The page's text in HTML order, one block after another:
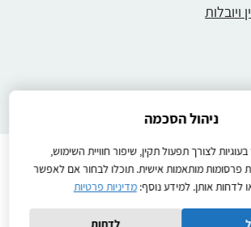
ויובלות
הוראות הפעלה יצירת קשר
להבין
תנאי שימוש באתר מדיניות פרטיות
Ⓒ2026כל הזכויות שמורות
ניהול הסכמה
לצורך תפעול תקין, שיפור חוויית השימוש,
פרסומות מותאמות אישית. תוכלו לבחור אם לאפשר
לדחות אותן. למידע נוסף:מדיניות פרטיות
לדחות